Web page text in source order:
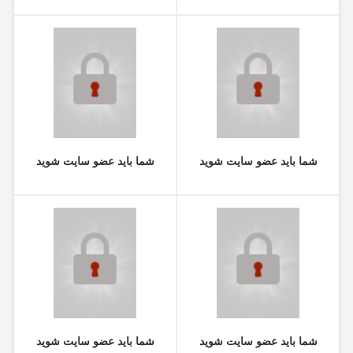
شما باید عضو سایت شوید شما باید عضو سایت شوید
شما باید عضو سایت شوید شما باید عضو سایت شوید